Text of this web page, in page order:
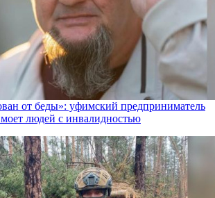
от беды»: уфимский предприниматель
людей с инвалидностью